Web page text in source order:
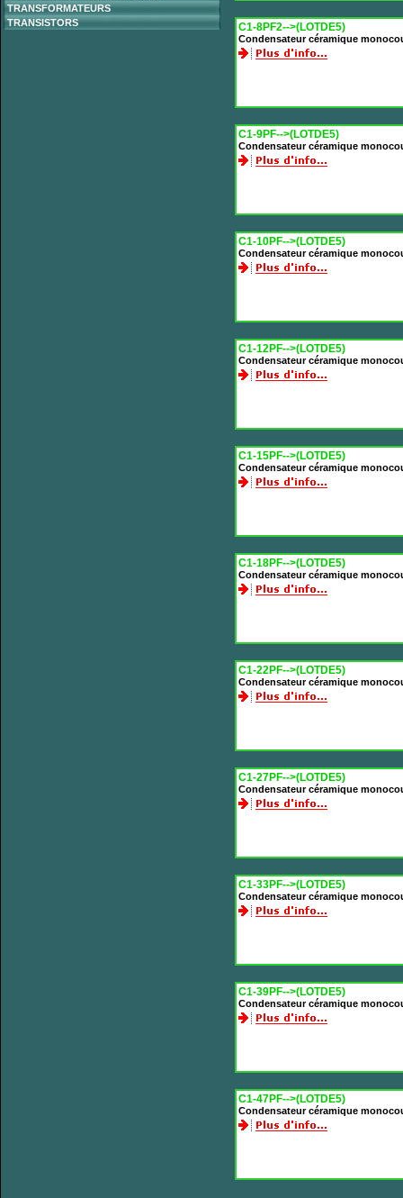
TRANSFORMATEURS
TRANSISTORS
C1-8PF2-->(LOTDE5)
Condensateur céramique
C1-9PF-->(LOTDE5)
Condensateur céramique
C1-10PF-->(LOTDE5)
Condensateur céramique
C1-12PF-->(LOTDE5)
Condensateur céramique
C1-15PF-->(LOTDE5)
Condensateur céramique
C1-18PF-->(LOTDE5)
Condensateur céramique
C1-22PF-->(LOTDE5)
Condensateur céramique
C1-27PF-->(LOTDE5)
Condensateur céramique
C1-33PF-->(LOTDE5)
Condensateur céramique
C1-39PF-->(LOTDE5)
Condensateur céramique
C1-47PF-->(LOTDE5)
Condensateur céramique